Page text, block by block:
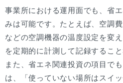
事業所における運用面でも、省
みは可能です。たとえば、空調
などの空調機器の温度設定を変
を定期的に計測して記録するこ
また、省エネ関連投資の項目で
は、「使っていない場所はスイ